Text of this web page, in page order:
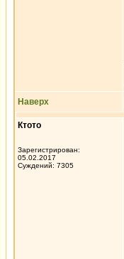
Наверх
Ктото
Зарегистрирован:
05.02.2017
Суждений: 7305